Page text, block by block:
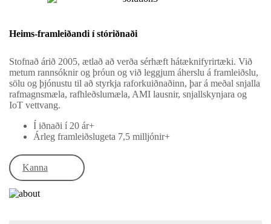
Heims-framleiðandi í stóriðnaði
Stofnað árið 2005, ætlað að verða sérhæft hátæknifyrirtæki. Við
metum rannsóknir og þróun og við leggjum áherslu á framleiðslu,
sölu og þjónustu til að styrkja raforkuiðnaðinn, þar á meðal snjalla
rafmagnsmæla, rafhleðslumæla, AMI lausnir, snjallskynjara og
IoT vettvang.
Í iðnaði í 20 ár+
Árleg framleiðslugeta 7,5 milljónir+
Kanna